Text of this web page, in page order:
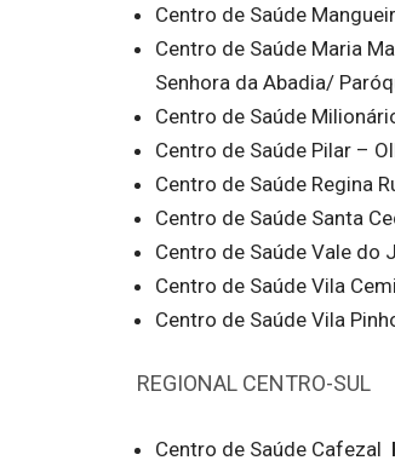
Centro de Saúde
Centro de Saúde Maria
Senhora da Abadia/
Centro de Saúde
Centro de Saúde Pilar –
Centro de Saúde Regina
Centro de Saúde Santa
Centro de Saúde Vale do
Centro de Saúde Vila
Centro de Saúde Vila
REGIONAL CENTRO-SUL
Centro de Saúde Cafezal